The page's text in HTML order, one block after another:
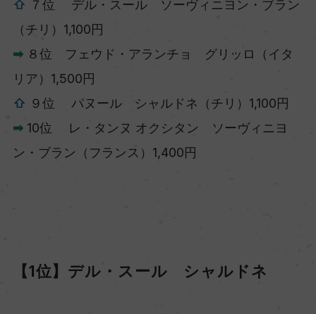
⇧ ７位 デル・スール ソーヴィニヨン・ブラン
（チリ）1,100円
➡８位 フェウド・アランチョ グリッロ（イタ
リア）1,500円
⇧ ９位 パヌール シャルドネ（チリ）1,100円
➡10位 レ・タンヌ オクシタン ソーヴィニヨ
ン・ブラン（フランス）1,400円
【1位】デル・スール シャルドネ